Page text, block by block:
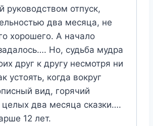
руководством отпуск,
два месяца, не
хорошего. А начало
Но, судьба мудра
друг к другу несмотря ни
устоять, когда вокруг
вид, горячий
целых два месяца сказки….
12 лет.